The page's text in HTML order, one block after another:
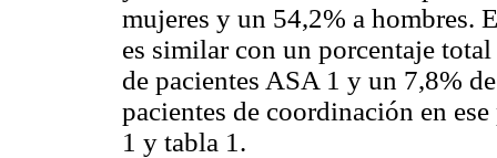
mujeres y un 54,2% a hombres.
es similar con un porcentaje
de pacientes ASA 1 y un 7,8%
pacientes de coordinación en
1 y tabla 1.